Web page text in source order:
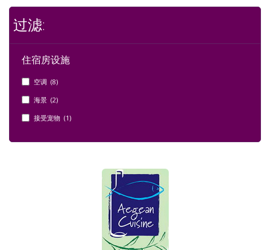
过滤:
住宿房设施
空调 (8)
海景 (2)
接受宠物 (1)